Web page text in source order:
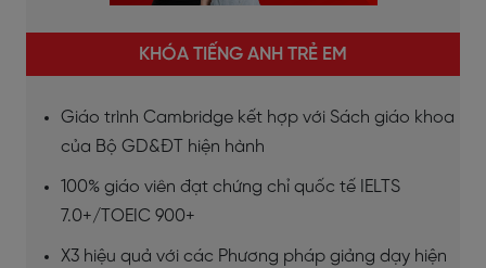
KHÓA TIẾNG ANH TRẺ EM
Giáo trình Cambridge kết hợp với Sách giáo khoa
của Bộ GD&ĐT hiện hành
100% giáo viên đạt chứng chỉ quốc tế IELTS
7.0+/TOEIC 900+
X3 hiệu quả với các Phương pháp giảng dạy hiện